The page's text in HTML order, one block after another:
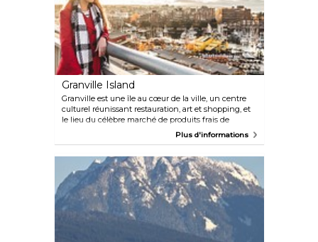
Granville Island
Granville est une île au cœur de la ville, un centre
culturel réunissant restauration, art et shopping, et
le lieu du célèbre marché de produits frais de
Granville Island. Impossible de visiter Vancouver
sans passer une journée à flâner sur l'île et à profiter
Plus d'informations